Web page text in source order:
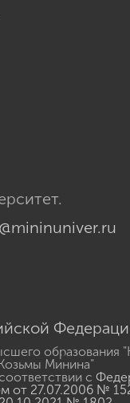
образования
Минина"
с
от 27.07.2006 №